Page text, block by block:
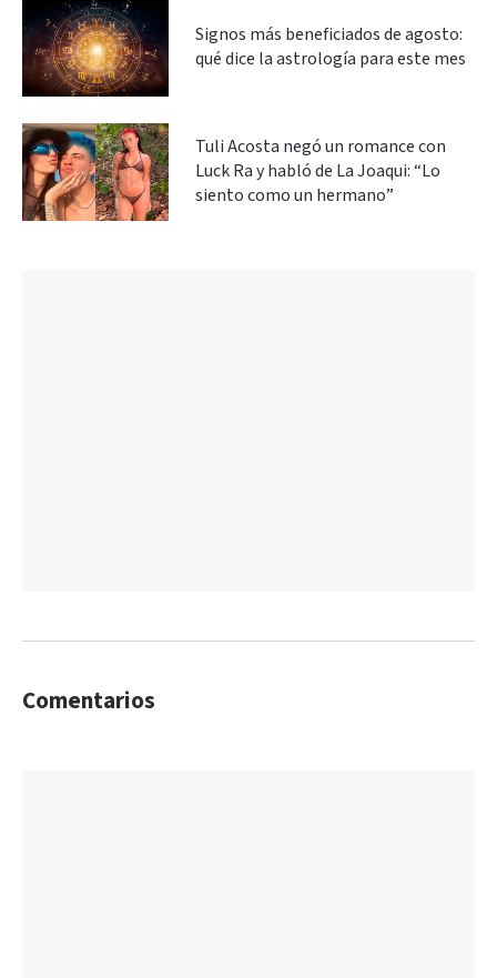
Signos más beneficiados de agosto:
qué dice la astrología para este mes
Tuli Acosta negó un romance con
Luck Ra y habló de La Joaqui: “Lo
siento como un hermano”
Comentarios